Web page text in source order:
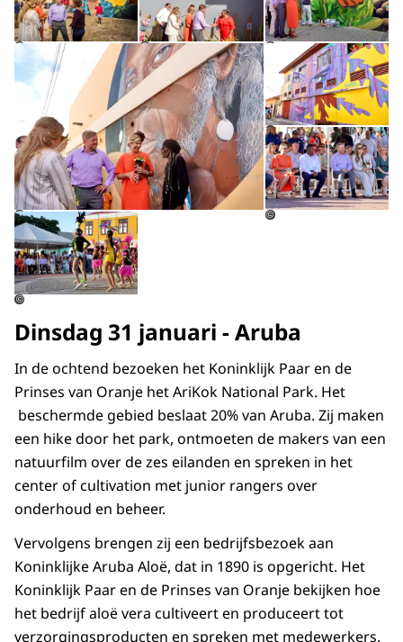
© © ©
Open de galerij in vergrote
©
©
©
Open de galerij in vergrote weergave
©
Dinsdag 31 januari - Aruba
In de ochtend bezoeken het Koninklijk Paar en de
Prinses van Oranje het AriKok National Park. Het
beschermde gebied beslaat 20% van Aruba. Zij maken
een hike door het park, ontmoeten de makers van een
natuurfilm over de zes eilanden en spreken in het
center of cultivation met junior rangers over
onderhoud en beheer.
Vervolgens brengen zij een bedrijfsbezoek aan
Koninklijke Aruba Aloë, dat in 1890 is opgericht. Het
Koninklijk Paar en de Prinses van Oranje bekijken hoe
het bedrijf aloë vera cultiveert en produceert tot
verzorgingsproducten en spreken met medewerkers.